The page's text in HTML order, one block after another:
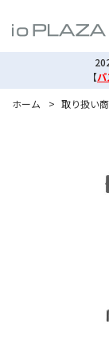
【
ホーム
> 取り扱い